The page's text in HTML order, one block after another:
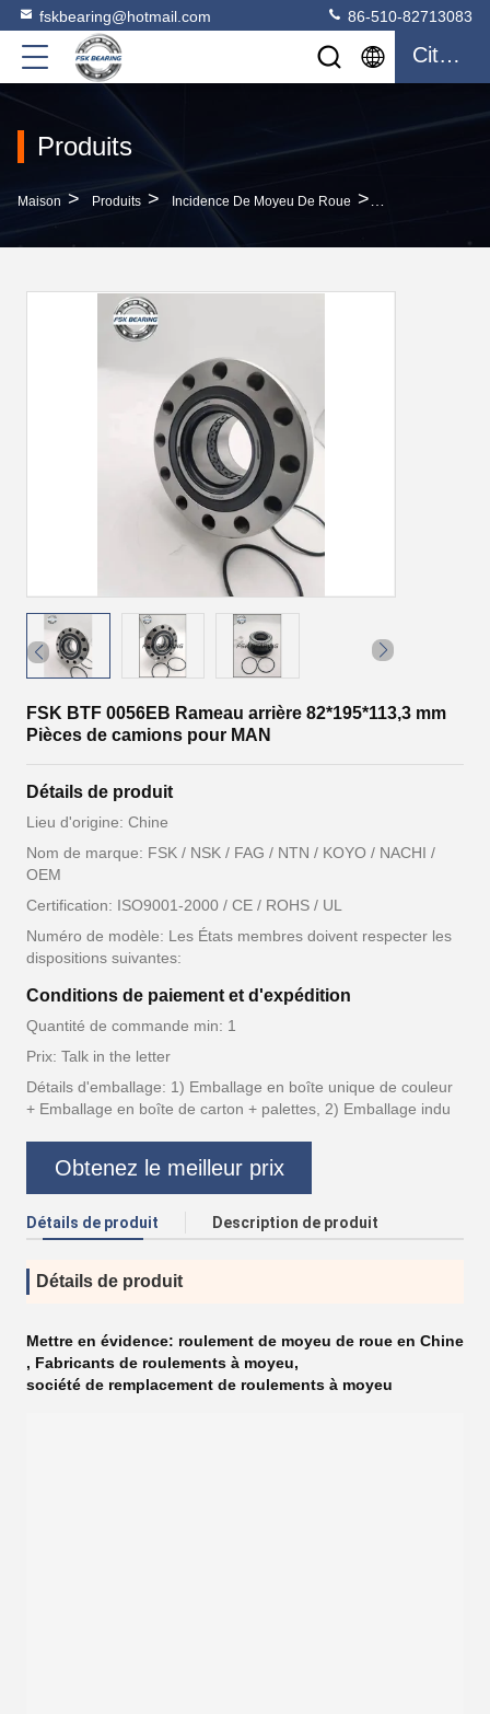
fskbearing@hotmail.com 86-510-82713083
Citation
Produits
Maison > Produits > Incidence De Moyeu De Roue >
FSK BTF 0056EB Rameau arrière 82*195*113,3 mm
Pièces de camions pour MAN
Détails de produit
Lieu d'origine: Chine
Nom de marque: FSK / NSK / FAG / NTN / KOYO / NACHI /
OEM
Certification: ISO9001-2000 / CE / ROHS / UL
Numéro de modèle: Les États membres doivent respecter les
dispositions suivantes:
Conditions de paiement et d'expédition
Quantité de commande min: 1
Prix: Talk in the letter
Détails d'emballage: 1) Emballage en boîte unique de couleur
+ Emballage en boîte de carton + palettes, 2) Emballage indu
Obtenez le meilleur prix
Détails de produit Description de produit
Détails de produit
Mettre en évidence: roulement de moyeu de roue en Chine
, Fabricants de roulements à moyeu,
société de remplacement de roulements à moyeu